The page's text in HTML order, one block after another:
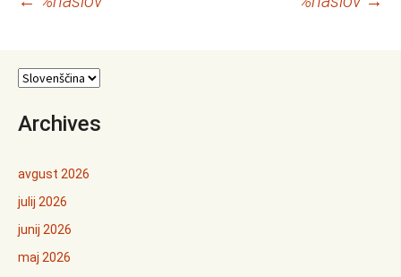
prispevkih
Archives
avgust 2026
julij 2026
junij 2026
maj 2026